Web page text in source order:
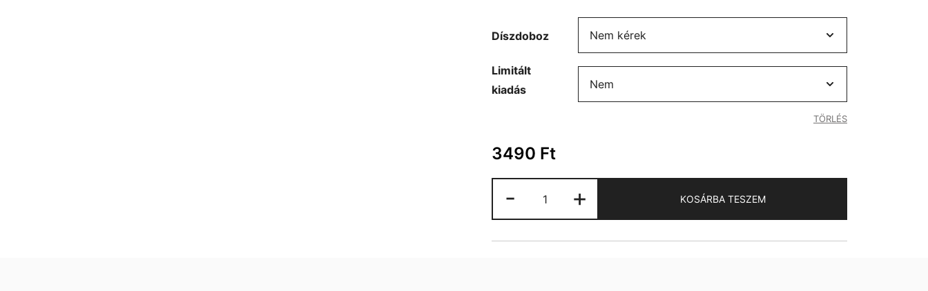
Díszdoboz
Limitált
kiadás
TÖRLÉS
3490 Ft
-
Hulk
bögre
mennyiség
+ KOSÁRBA TESZEM